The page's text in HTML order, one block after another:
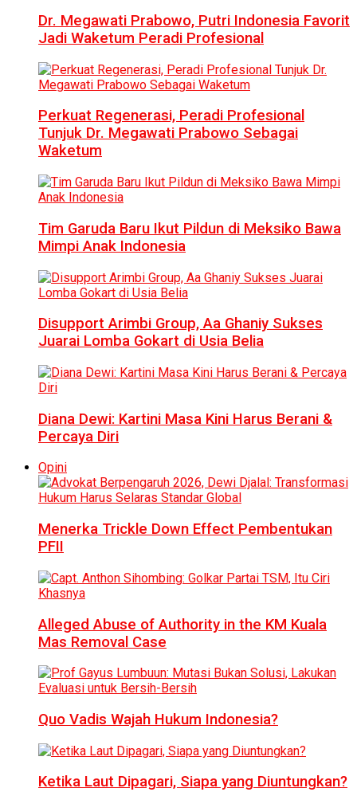
Dr. Megawati Prabowo, Putri Indonesia Favorit
Jadi Waketum Peradi Profesional
Perkuat Regenerasi, Peradi Profesional
Tunjuk Dr. Megawati Prabowo Sebagai
Waketum
Tim Garuda Baru Ikut Pildun di Meksiko Bawa
Mimpi Anak Indonesia
Disupport Arimbi Group, Aa Ghaniy Sukses
Juarai Lomba Gokart di Usia Belia
Diana Dewi: Kartini Masa Kini Harus Berani &
Percaya Diri
Opini
Menerka Trickle Down Effect Pembentukan
PFII
Alleged Abuse of Authority in the KM Kuala
Mas Removal Case
Quo Vadis Wajah Hukum Indonesia?
Ketika Laut Dipagari, Siapa yang Diuntungkan?